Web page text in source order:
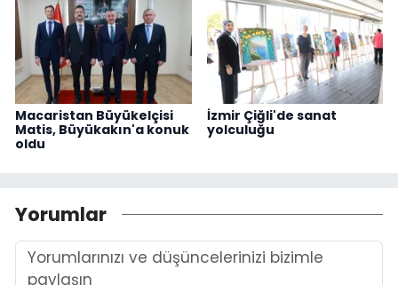
Macaristan Büyükelçisi
Matis, Büyükakın'a konuk
oldu
İzmir Çiğli'de sanat
yolculuğu
Yorumlar